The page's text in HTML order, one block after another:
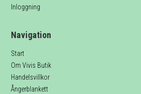
Inloggning
Navigation
Start
Om Vivis Butik
Handelsvillkor
Ångerblankett